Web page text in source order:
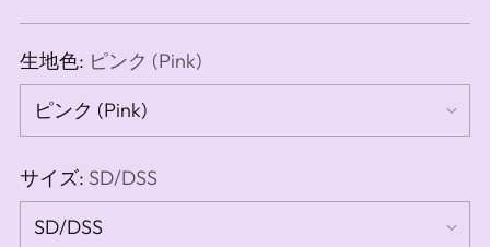
格
生地色: ピンク (Pink)
サイズ: SD/DSS